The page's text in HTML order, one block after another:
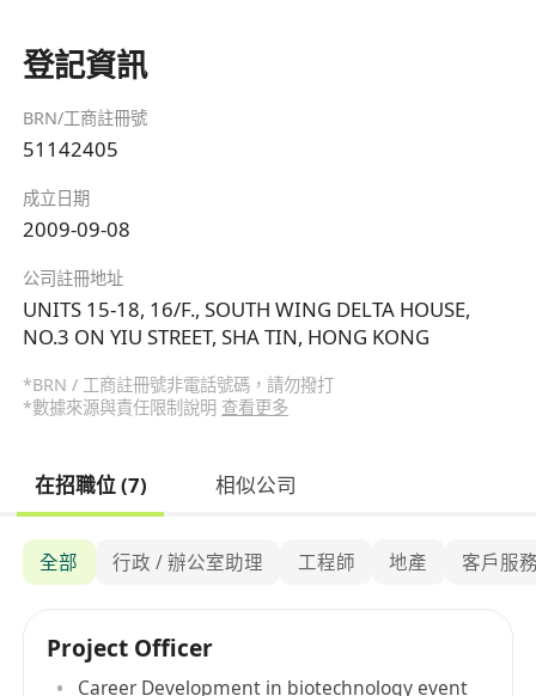
登記資訊
BRN/工商註冊號
51142405
成立日期
2009-09-08
公司註冊地址
UNITS 15-18, 16/F., SOUTH WING DELTA HOUSE,
NO.3 ON YIU STREET, SHA TIN, HONG KONG
*BRN / 工商註冊號非電話號碼，請勿撥打
*數據來源與責任限制說明 查看更多
在招職位 (7) 相似公司
全部 行政 / 辦公室助理 工程師 地產 客戶服
Project Officer
Career Development in biotechnology event